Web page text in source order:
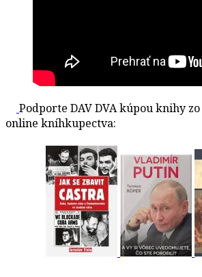
Podporte DAV DVA kúpou knihy
online kníhkupectva: